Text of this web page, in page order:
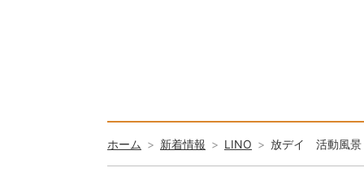
ホーム 新着情報 LINO 放デイ 活動風景